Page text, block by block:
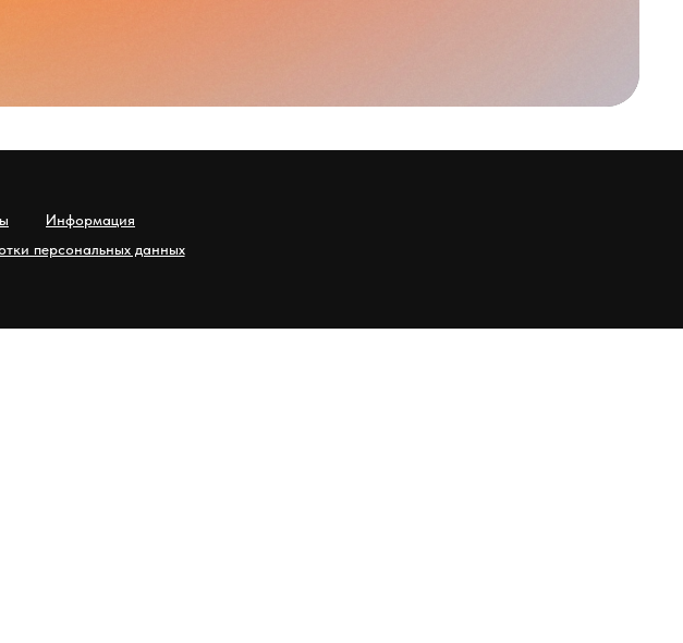
Информация
персональных данных